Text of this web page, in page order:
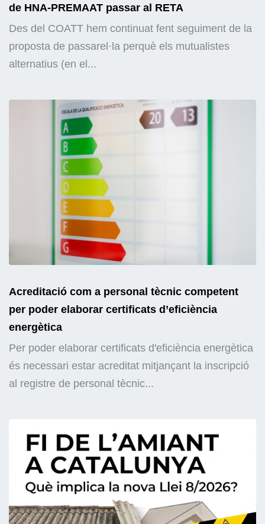
de HNA-PREMAAT passar al RETA
Des del COATT hem continuat fent seguiment de la
proposta de passarel·la perquè els mutualistes
alternatius (en el...
Acreditació com a personal tècnic competent
per poder elaborar certificats d’eficiència
energètica
Per poder elaborar certificats d'eficiència energètica
és necessari estar acreditat mitjançant la inscripció
al registre de personal tècnic...